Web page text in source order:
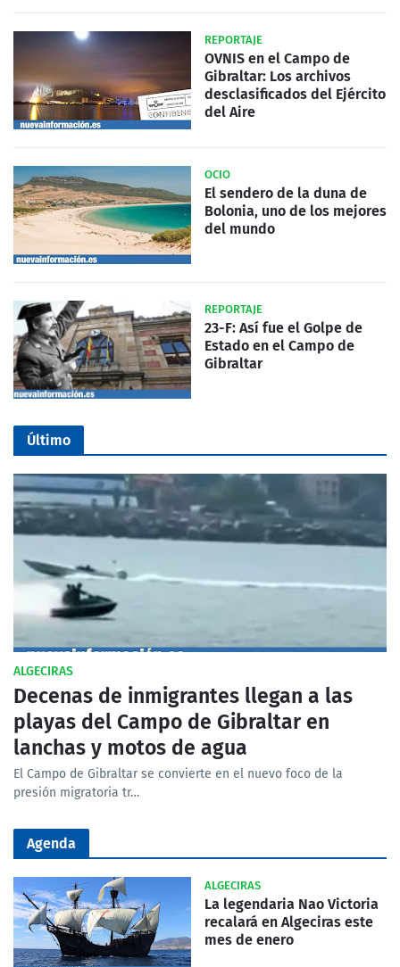
REPORTAJE
OVNIS en el Campo de
Gibraltar: Los archivos
desclasificados del Ejército
del Aire
OCIO
El sendero de la duna de
Bolonia, uno de los mejores
del mundo
REPORTAJE
23-F: Así fue el Golpe de
Estado en el Campo de
Gibraltar
Último
ALGECIRAS
Decenas de inmigrantes llegan a las
playas del Campo de Gibraltar en
lanchas y motos de agua
El Campo de Gibraltar se convierte en el nuevo foco de la
presión migratoria tr…
Agenda
ALGECIRAS
La legendaria Nao Victoria
recalará en Algeciras este
mes de enero